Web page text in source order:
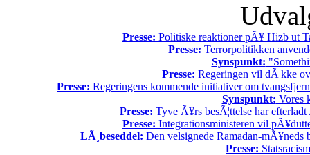
Presse: Politiske reaktioner pÃ¥ Hizb ut
Presse: Terrorpolitikken
Synspunkt:
Presse: Regeringen vil dÃ¦kke
Presse: Regeringens kommende initiativer om
Synspunkt: Vores
Presse: Tyve Ã¥rs besÃ¦ttelse har
Presse: Integrationsministeren vil
LÃ¸beseddel: Den velsignede Ramadan-mÃ¥neds
Presse: